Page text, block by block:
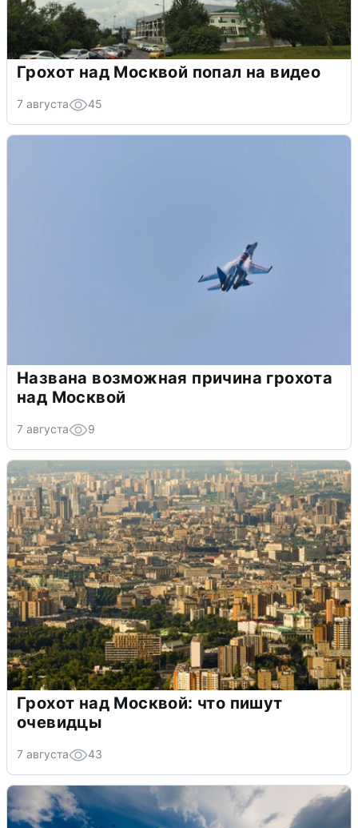
Грохот над Москвой попал на видео
7 августа 45
Названа возможная причина грохота
над Москвой
7 августа 9
Грохот над Москвой: что пишут
очевидцы
7 августа 43